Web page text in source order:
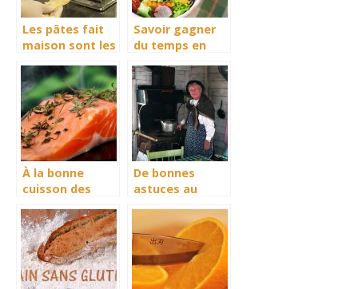
Les pâtes fait
maison sont les
Savoir gagner
du temps en
aux
équipements
appropriés
À la bonne
cuisson des
l’effet des
plaques
d’induction
De bonnes
astuces au
bonne batterie
de cuisine